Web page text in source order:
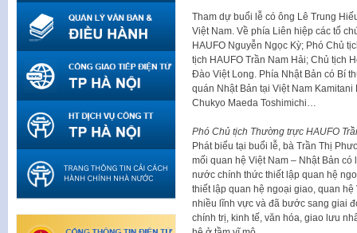
Tham dự buổi lễ có ông Lê Trung
Việt Nam. Về phía Liên hiệp các tổ
HAUFO Nguyễn Ngọc Kỳ; Phó Chủ
tịch HAUFO Trần Nam Hải; Chủ tịch
Đào Việt Long. Phía Nhật Bản có Bí
quán Nhật Bản tại Việt Nam
Chukyo Maeda Toshimichi…
Phó Chủ tịch Thường trực HAUFO
Phát biểu tại buổi lễ, bà Trần Thị
mối quan hệ Việt Nam – Nhật Bản
nước chính thức thiết lập quan hệ
thiết lập quan hệ ngoại giao, quan
nhiều lĩnh vực và đã bước sang giai
chính trị, kinh tế, văn hóa, giao lưu